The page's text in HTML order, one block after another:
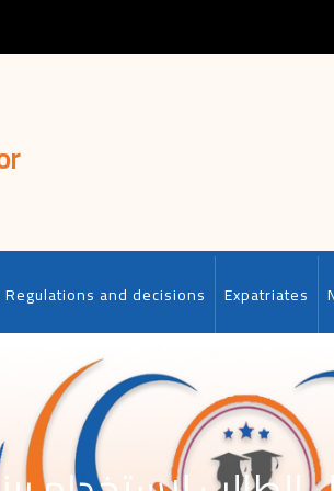
Regulations and decisions Expatriates